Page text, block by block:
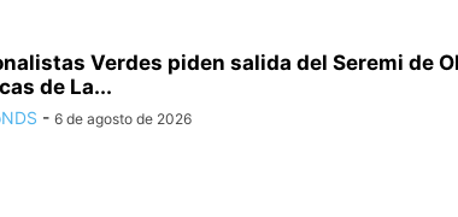
Verdes piden salida del Seremi de
de La...
- 6 de agosto de 2026